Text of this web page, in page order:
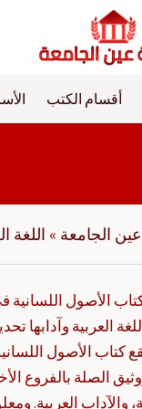
أقسام الكتب
الجامعة » اللغة
الأصول اللسانية
العربية وآدابها
كتاب الأصول
الصلة بالفروع
والآداب العربية.